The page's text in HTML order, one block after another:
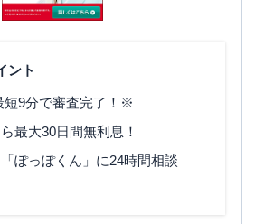
ント
短9分で審査完了！※
最大30日間無利息！
ぽっぽくん」に24時間相談